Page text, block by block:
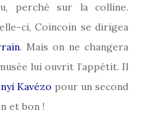
perché sur la colline.
ci, Coincoin se dirigea
. Mais on ne changera
lui ouvrit l’appétit. Il
Kavézo pour un second
et bon !